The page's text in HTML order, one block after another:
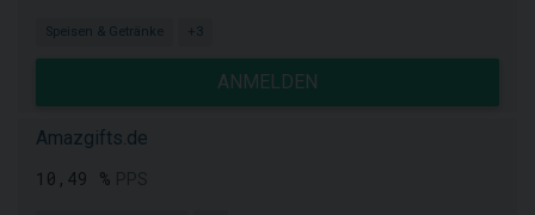
Speisen & Getränke +3
ANMELDEN
Amazgifts.de
10,49 %